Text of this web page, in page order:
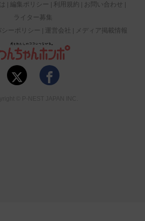
編集ポリシー 利用規約
お問い合わせ
ライター募集
シーポリシー 運営会社 メディア掲載情報